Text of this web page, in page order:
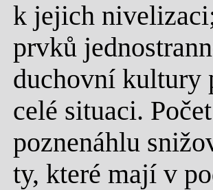
k jejich
prvků
duchovní kultury
celé situaci.
poznenáhlu
ty, které mají v